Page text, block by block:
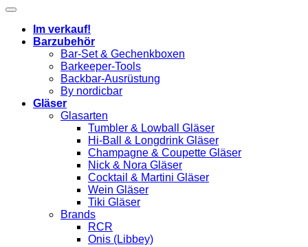
Im verkauf!
Barzubehör
Bar-Set & Gechenkboxen
Barkeeper-Tools
Backbar-Ausrüstung
By nordicbar
Gläser
Glasarten
Tumbler & Lowball Gläser
Hi-Ball & Longdrink Gläser
Champagne & Coupette Gläser
Nick & Nora Gläser
Cocktail & Martini Gläser
Wein Gläser
Tiki Gläser
Brands
RCR
Onis (Libbey)